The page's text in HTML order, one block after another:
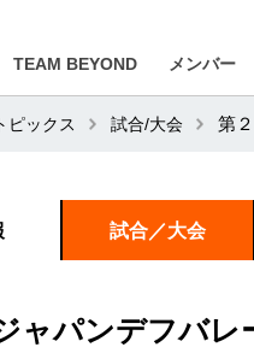
TEAM BEYOND メンバー
ピックス 試合/大会 第
試合／大会
ャパンデフバレ